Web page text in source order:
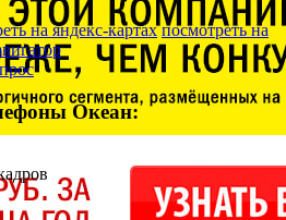
на яндекс-картах посмотреть на
Океан: